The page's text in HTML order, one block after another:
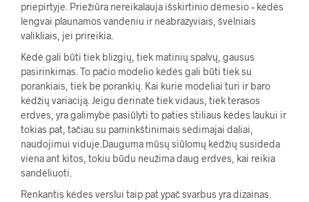
priepirtyje. Priežiūra nereikalauja išskirtinio dėmesio – kėdės
lengvai plaunamos vandeniu ir neabrazyviais, švelniais
valikliais, jei prireikia.
Kėdė gali būti tiek blizgių, tiek matinių spalvų, gausus
pasirinkimas. To pačio modelio kėdės gali būti tiek su
porankiais, tiek be porankių. Kai kurie modeliai turi ir baro
kėdžių variaciją. Jeigu derinate tiek vidaus, tiek terasos
erdves, yra galimybė pasiūlyti to paties stiliaus kėdes laukui ir
tokias pat, tačiau su paminkštinimais sėdimajai daliai,
naudojimui viduje.Dauguma mūsų siūlomų kėdžių susideda
viena ant kitos, tokiu būdu neužima daug erdvės, kai reikia
sandėliuoti.
Renkantis kėdes verslui taip pat ypač svarbus yra dizainas.